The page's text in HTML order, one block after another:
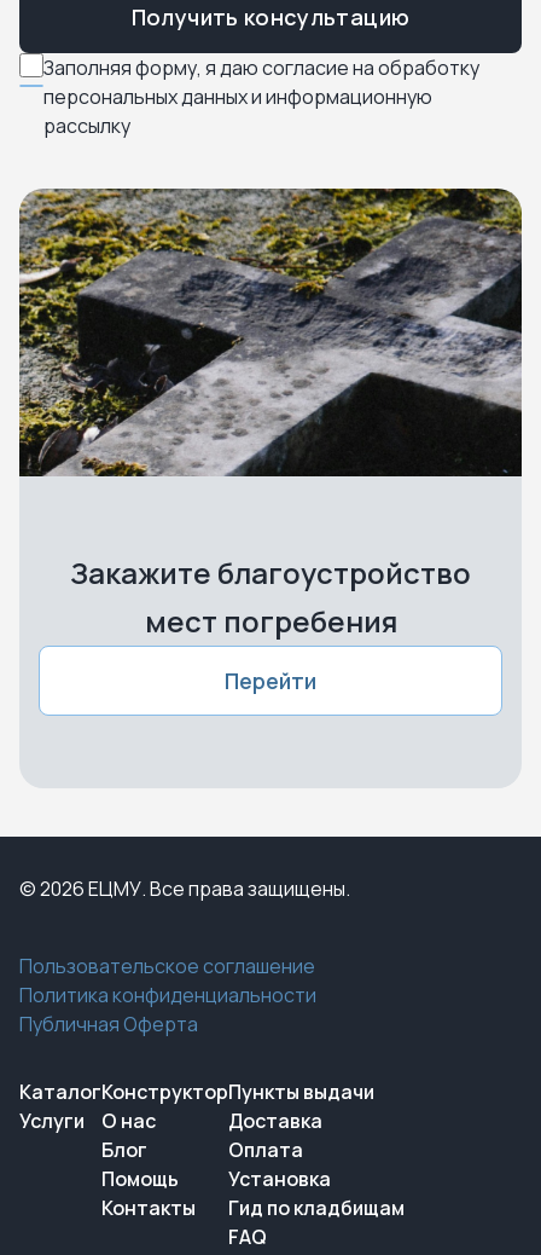
Заполняя форму, я даю согласие на обработку
персональных данных и информационную
рассылку
Получить консультацию
Закажите благоустройство
мест погребения
Перейти
© 2026 ЕЦМУ. Все права защищены.
Пользовательское соглашение
Политика конфиденциальности
Публичная Оферта
Каталог
Услуги
Конструктор
О нас
Блог
Помощь
Контакты
Пункты выдачи
Доставка
Оплата
Установка
Гид по кладбищам
FAQ